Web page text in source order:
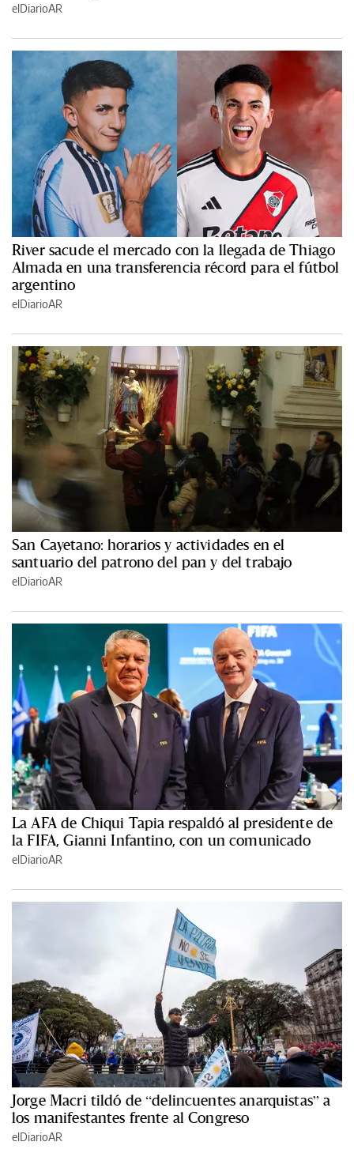
elDiarioAR
River sacude el mercado con la llegada de Thiago
Almada en una transferencia récord para el fútbol
argentino
elDiarioAR
San Cayetano: horarios y actividades en el
santuario del patrono del pan y del trabajo
elDiarioAR
La AFA de Chiqui Tapia respaldó al presidente de
la FIFA, Gianni Infantino, con un comunicado
elDiarioAR
Jorge Macri tildó de “delincuentes anarquistas” a
los manifestantes frente al Congreso
elDiarioAR